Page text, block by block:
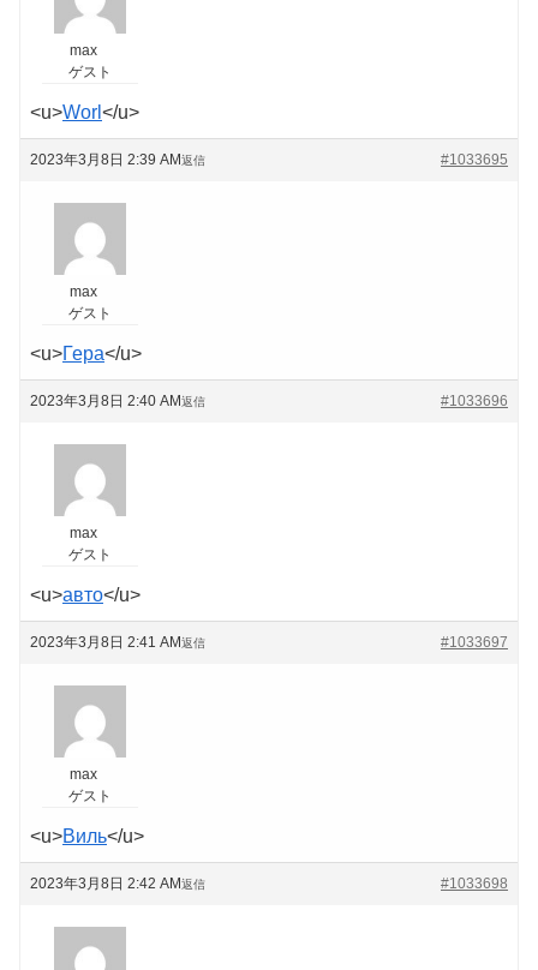
max
ゲスト
<u>Worl </u>
2023年3月8日 2:39 AM #1033695
返信
max
ゲスト
<u>Гера</u>
2023年3月8日 2:40 AM #1033696
返信
max
ゲスト
<u>авто</u>
2023年3月8日 2:41 AM #1033697
返信
max
ゲスト
<u>Виль</u>
2023年3月8日 2:42 AM #1033698
返信